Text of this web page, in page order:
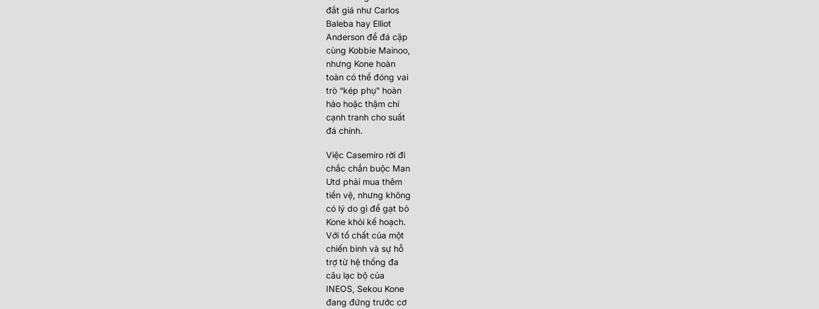
đắt giá như Carlos
Baleba hay Elliot
Anderson để đá cặp
cùng Kobbie Mainoo,
nhưng Kone hoàn
toàn có thể đóng vai
trò “kép phụ” hoàn
hảo hoặc thậm chí
cạnh tranh cho suất
đá chính.
Việc Casemiro rời đi
chắc chắn buộc Man
Utd phải mua thêm
tiền vệ, nhưng không
có lý do gì để gạt bỏ
Kone khỏi kế hoạch.
Với tố chất của một
chiến binh và sự hỗ
trợ từ hệ thống đa
câu lạc bộ của
INEOS, Sekou Kone
đang đứng trước cơ